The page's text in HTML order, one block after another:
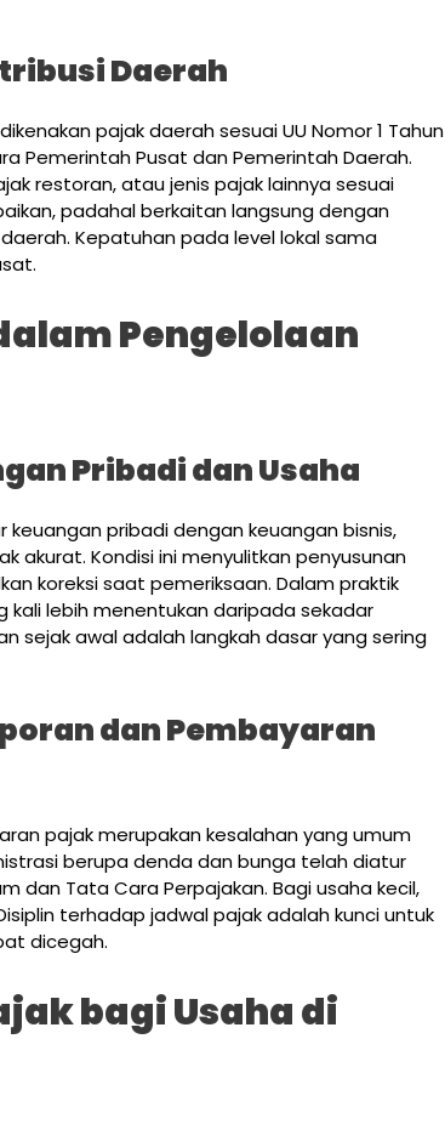
Daerah
pajak daerah sesuai UU Nomor 1 Tahun
Pemerintah Pusat dan Pemerintah Daerah.
restoran, atau jenis pajak lainnya sesuai
padahal berkaitan langsung dengan
Kepatuhan pada level lokal sama
Pengelolaan
Pribadi dan Usaha
pribadi dengan keuangan bisnis,
akurat. Kondisi ini menyulitkan penyusunan
koreksi saat pemeriksaan. Dalam praktik
kali lebih menentukan daripada sekadar
sejak awal adalah langkah dasar yang sering
dan Pembayaran
pajak merupakan kesalahan yang umum
berupa denda dan bunga telah diatur
dan Tata Cara Perpajakan. Bagi usaha kecil,
terhadap jadwal pajak adalah kunci untuk
dicegah.
bagi Usaha di